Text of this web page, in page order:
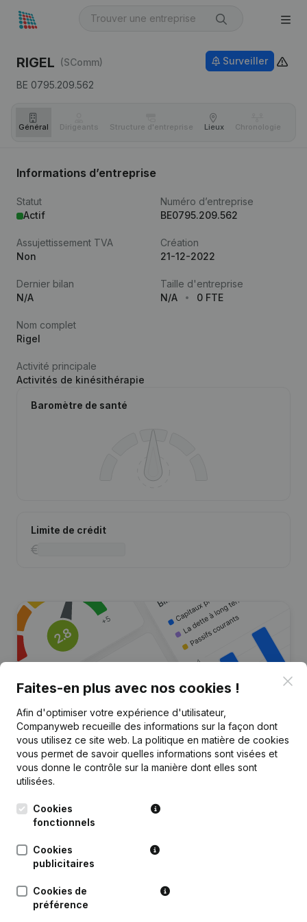
RIGEL (SComm)
BE 0795.209.562
Surveiller
Général Dirigeants Structure d'entreprise Lieux Chronologie
Informations d’entreprise
Statut
Actif
Numéro d’entreprise
BE0795.209.562
Assujettissement TVA
Non
Création
21-12-2022
Dernier bilan
N/A
Taille d'entreprise
N/A
0 FTE
Nom complet
Rigel
Activité principale
Activités de kinésithérapie
Baromètre de santé
Limite de crédit
Vous recherchez plus
d’informations sur cette entreprise
?
Consulter la santé en un coup d'oeil
Choisissez des informations rapides ou des détails
Recevez des mises à jour sur les développements
Essayer gratuitement
Faites-en plus avec nos cookies !
Afin d'optimiser votre expérience d'utilisateur,
Companyweb recueille des informations sur la façon dont
vous utilisez ce site web. La politique en matière de cookies
vous permet de savoir quelles informations sont visées et
vous donne le contrôle sur la manière dont elles sont
utilisées.
Cookies
fonctionnels
Cookies
publicitaires
Cookies de
préférence